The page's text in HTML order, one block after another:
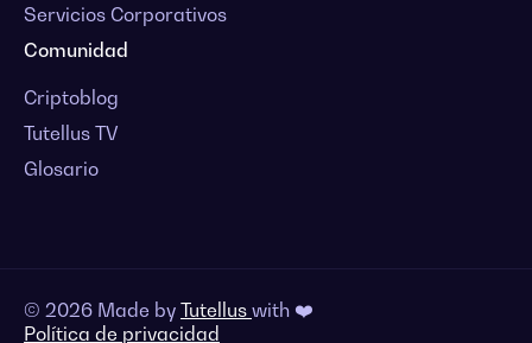
Servicios Corporativos
Comunidad
Criptoblog
Tutellus TV
Glosario
© 2026 Made by Tutellus with ❤️
Política de privacidad